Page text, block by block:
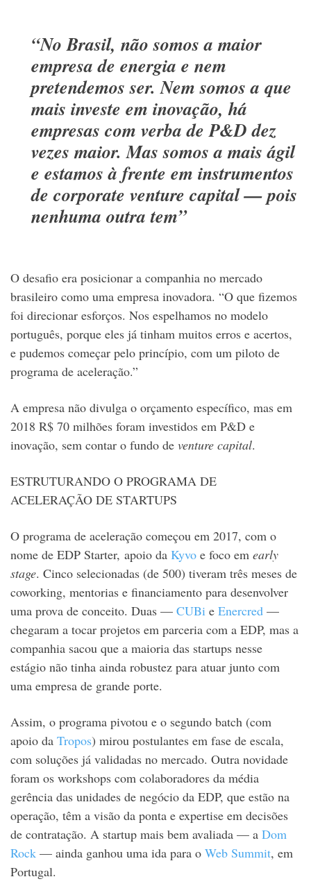
“No Brasil, não somos a maior
empresa de energia e nem
pretendemos ser. Nem somos a que
mais investe em inovação, há
empresas com verba de P&D dez
vezes maior. Mas somos a mais ágil
e estamos à frente em instrumentos
de corporate venture capital— pois
nenhuma outra tem”
O desafio era posicionar a companhia no mercado
brasileiro como uma empresa inovadora. “O que fizemos
foi direcionar esforços. Nos espelhamos no modelo
português, porque eles já tinham muitos erros e acertos,
e pudemos começar pelo princípio, com um piloto de
programa de aceleração.”
A empresa não divulga o orçamento específico, mas em
2018 R$ 70 milhões foram investidos em P&D e
inovação, sem contar o fundo de venture capital.
ESTRUTURANDO O PROGRAMA DE
ACELERAÇÃO DE STARTUPS
O programa de aceleração começou em 2017, com o
nome de EDP Starter, apoio da Kyvo e foco em early
stage. Cinco selecionadas (de 500) tiveram três meses de
coworking, mentorias e financiamento para desenvolver
uma prova de conceito. Duas — CUBi e Enercred —
chegaram a tocar projetos em parceria com a EDP, mas a
companhia sacou que a maioria das startups nesse
estágio não tinha ainda robustez para atuar junto com
uma empresa de grande porte.
Assim, o programa pivotou e o segundo batch (com
apoio da Tropos) mirou postulantes em fase de escala,
com soluções já validadas no mercado. Outra novidade
foram os workshops com colaboradores da média
gerência das unidades de negócio da EDP, que estão na
operação, têm a visão da ponta e expertise em decisões
de contratação. A startup mais bem avaliada — a Dom
Rock — ainda ganhou uma ida para o Web Summit, em
Portugal.